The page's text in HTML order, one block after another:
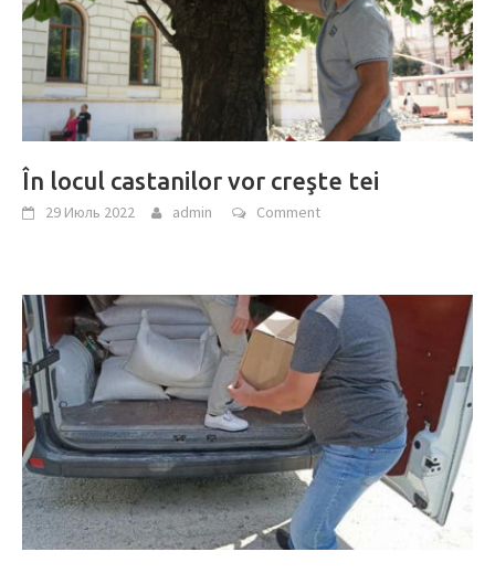
În locul castanilor vor creşte tei
29 Июль 2022 admin Comment